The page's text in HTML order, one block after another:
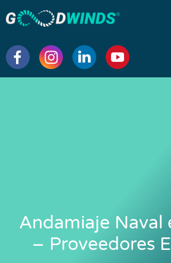
Andamiaje Naval
– Proveedores